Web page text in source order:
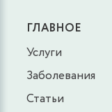
ГЛАВНОЕ
Услуги
Заболевания
Статьи